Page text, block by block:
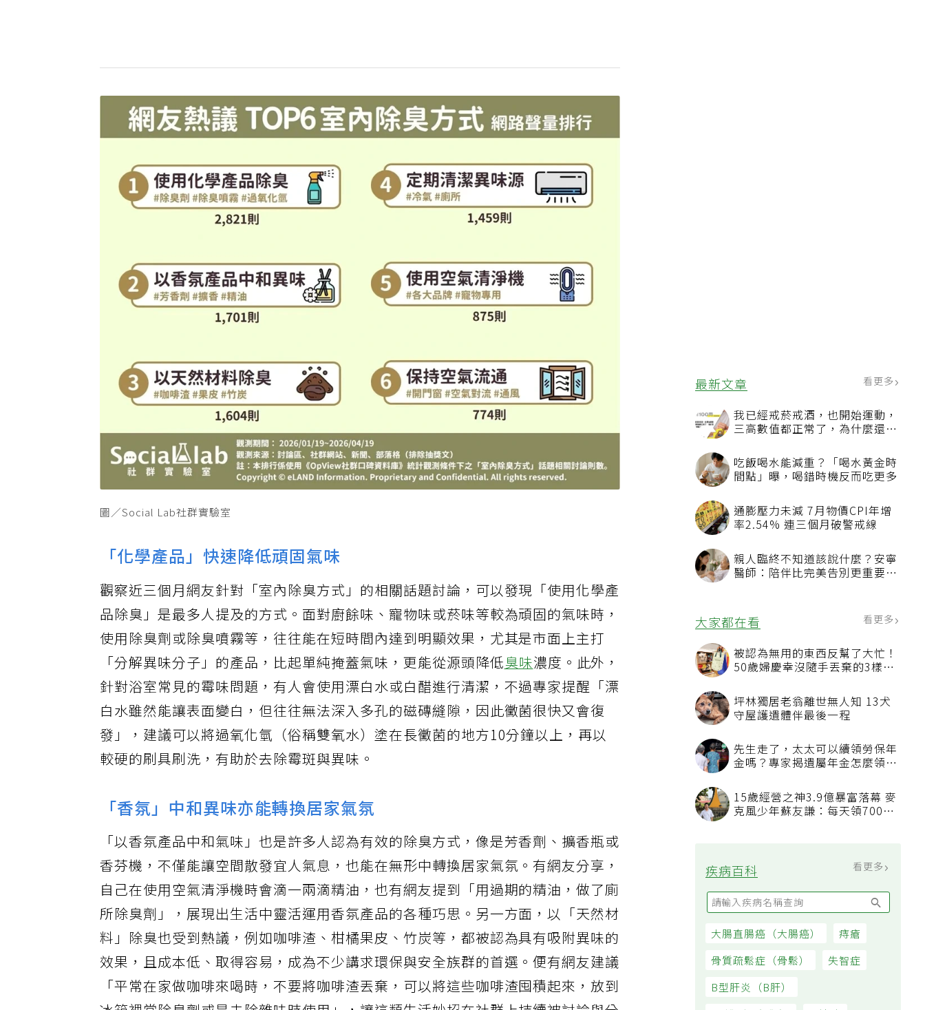
最新文章 看更多
我已經戒菸戒酒，也開始運動，
三高數值都正常了，為什麼還不
吃飯喝水能減重？「喝水黃金時
間點」曝，喝錯時機反而吃更多
通膨壓力未減 7月物價CPI年增
率2.54% 連三個月破警戒線
親人臨終不知道該說什麼？安寧
醫師：陪伴比完美告別更重要，
大家都在看
被認為無用的東西反幫了大忙！
50歲婦慶幸沒隨手丟棄的3樣物
坪林獨居老翁離世無人知 13犬
守屋護遺體伴最後一程
先生走了，太太可以續領勞保年
看順位還要看資格
15歲經營之神3.9億暴富落幕 麥
疾病百科
圖／Social Lab社群實驗室
「化學產品」快速降低頑固氣味
觀察近三個月網友針對「室內除臭方式」的相關話題討論，可以發現「使用化學產
品除臭」是最多人提及的方式。面對廚餘味、寵物味或菸味等較為頑固的氣味時，
使用除臭劑或除臭噴霧等，往往能在短時間內達到明顯效果，尤其是市面上主打
「分解異味分子」的產品，比起單純掩蓋氣味，更能從源頭降低臭味濃度。此外，
針對浴室常見的霉味問題，有人會使用漂白水或白醋進行清潔，不過專家提醒「漂
白水雖然能讓表面變白，但往往無法深入多孔的磁磚縫隙，因此黴菌很快又會復
發」，建議可以將過氧化氫（俗稱雙氧水）塗在長黴菌的地方10分鐘以上，再以
較硬的刷具刷洗，有助於去除霉斑與異味。
「香氛」中和異味亦能轉換居家氣氛
「以香氛產品中和氣味」也是許多人認為有效的除臭方式，像是芳香劑、擴香瓶或
香芬機，不僅能讓空間散發宜人氣息，也能在無形中轉換居家氣氛。有網友分享，
自己在使用空氣清淨機時會滴一兩滴精油，也有網友提到「用過期的精油，做了廁
所除臭劑」，展現出生活中靈活運用香氛產品的各種巧思。另一方面，以「天然材
料」除臭也受到熱議，例如咖啡渣、柑橘果皮、竹炭等，都被認為具有吸附異味的
效果，且成本低、取得容易，成為不少講求環保與安全族群的首選。便有網友建議
「平常在家做咖啡來喝時，不要將咖啡渣丟棄，可以將這些咖啡渣囤積起來，放到